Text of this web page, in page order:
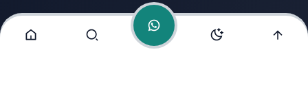
Alamat Kami